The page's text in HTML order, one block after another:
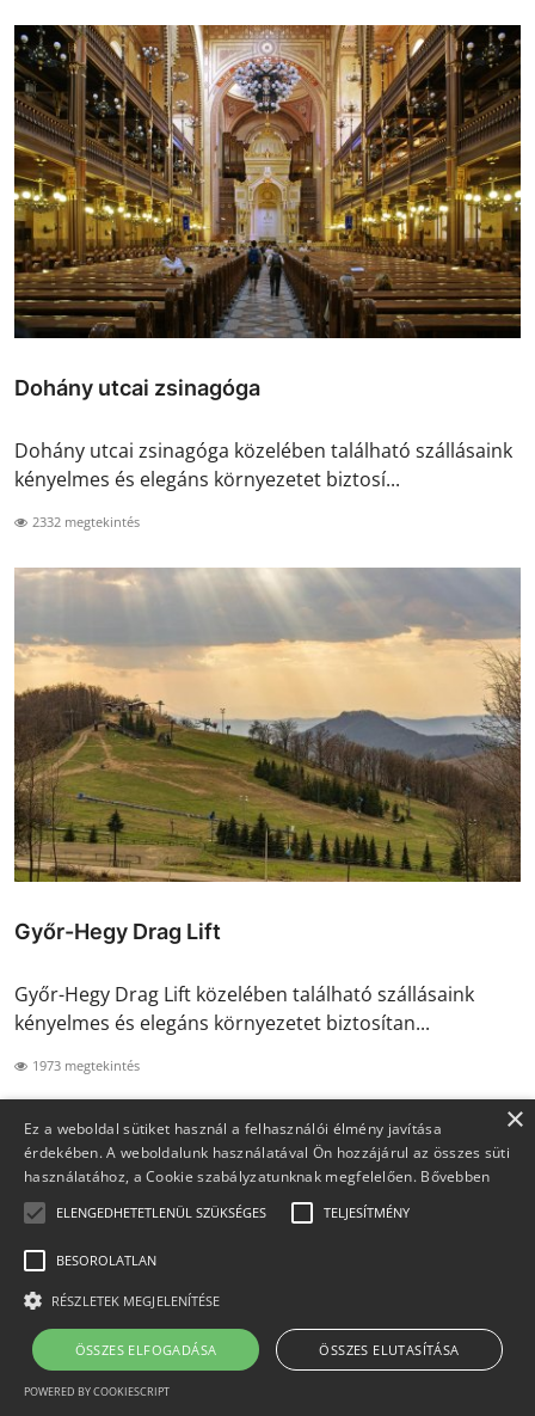
Dohány utcai zsinagóga
Dohány utcai zsinagóga közelében található szállásaink
kényelmes és elegáns környezetet biztosí...
2332 megtekintés
Győr-Hegy Drag Lift
Győr-Hegy Drag Lift közelében található szállásaink
kényelmes és elegáns környezetet biztosítan...
1973 megtekintés
×
Ez a weboldal sütiket használ a felhasználói élmény javítása
érdekében. A weboldalunk használatával Ön hozzájárul az összes süti
használatához, a Cookie szabályzatunknak megfelelően. Bővebben
ELENGEDHETETLENÜL SZÜKSÉGES TELJESÍTMÉNY
BESOROLATLAN
RÉSZLETEK MEGJELENÍTÉSE
ÖSSZES ELFOGADÁSA ÖSSZES ELUTASÍTÁSA
POWERED BY COOKIESCRIPT